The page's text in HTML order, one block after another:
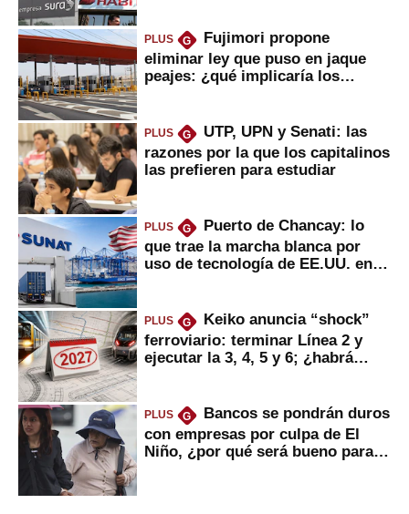
PLUS G
Fujimori propone
eliminar ley que puso en jaque
peajes: ¿qué implicaría los
PLUS G
UTP, UPN y Senati: las
razones por la que los capitalinos
las prefieren para estudiar
PLUS G
Puerto de Chancay: lo
que trae la marcha blanca por
uso de tecnología de EE.UU. en
PLUS G
Keiko anuncia “shock”
ferroviario: terminar Línea 2 y
ejecutar la 3, 4, 5 y 6; ¿habrá
PLUS G
Bancos se pondrán duros
con empresas por culpa de El
Niño, ¿por qué será bueno para